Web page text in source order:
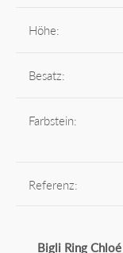
Höhe:
Besatz:
Farbstein:
Referenz:
Bigli Ring